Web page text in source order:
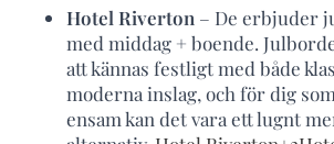
Hotel Riverton – De erbjuder
med middag + boende.
att kännas festligt med både
moderna inslag, och för dig
ensam kan det vara ett lugnt